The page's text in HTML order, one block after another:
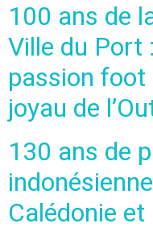
100 ans de
Ville du Port
passion foot
joyau de
130 ans de
Calédonie